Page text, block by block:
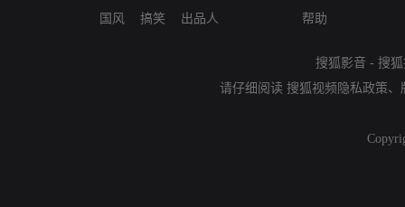
国风
搞笑
出品人
帮助
搜狐影音 - 搜
请仔细阅读 搜狐视频隐私政策、